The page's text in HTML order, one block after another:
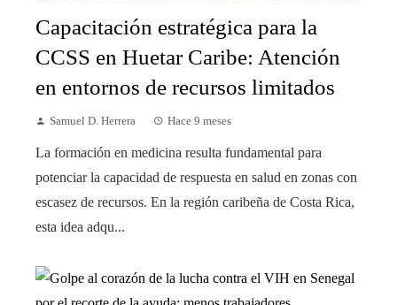
Capacitación estratégica para la
CCSS en Huetar Caribe: Atención
en entornos de recursos limitados
Samuel D. Herrera Hace 9 meses
La formación en medicina resulta fundamental para
potenciar la capacidad de respuesta en salud en zonas con
escasez de recursos. En la región caribeña de Costa Rica,
esta idea adqu...